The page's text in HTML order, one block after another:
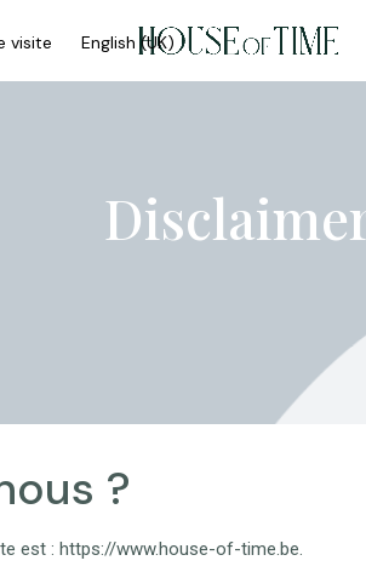
visite English (UK)
?
est : https://www.house-of-time.be.